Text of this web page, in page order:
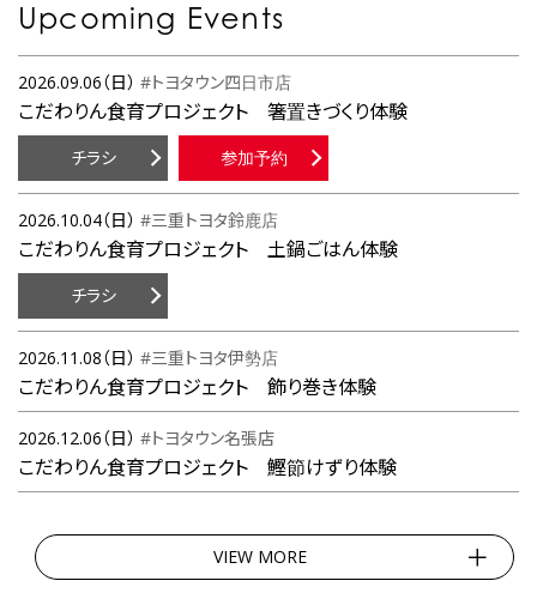
Upcoming Events
2026.09.06（日） #トヨタウン四日市店
こだわりん食育プロジェクト 箸置きづくり体験
チラシ 参加予約
2026.10.04（日） #三重トヨタ鈴鹿店
こだわりん食育プロジェクト 土鍋ごはん体験
チラシ
2026.11.08（日） #三重トヨタ伊勢店
こだわりん食育プロジェクト 飾り巻き体験
2026.12.06（日） #トヨタウン名張店
こだわりん食育プロジェクト 鰹節けずり体験
VIEW MORE